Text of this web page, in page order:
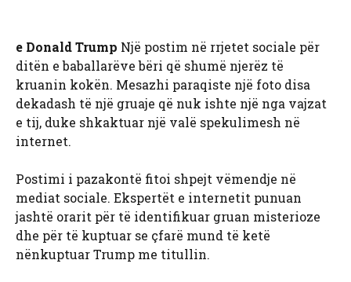
e Donald Trump Një postim në rrjetet sociale për
ditën e baballarëve bëri që shumë njerëz të
kruanin kokën. Mesazhi paraqiste një foto disa
dekadash të një gruaje që nuk ishte një nga vajzat
e tij, duke shkaktuar një valë spekulimesh në
internet.
Postimi i pazakontë fitoi shpejt vëmendje në
mediat sociale. Ekspertët e internetit punuan
jashtë orarit për të identifikuar gruan misterioze
dhe për të kuptuar se çfarë mund të ketë
nënkuptuar Trump me titullin.